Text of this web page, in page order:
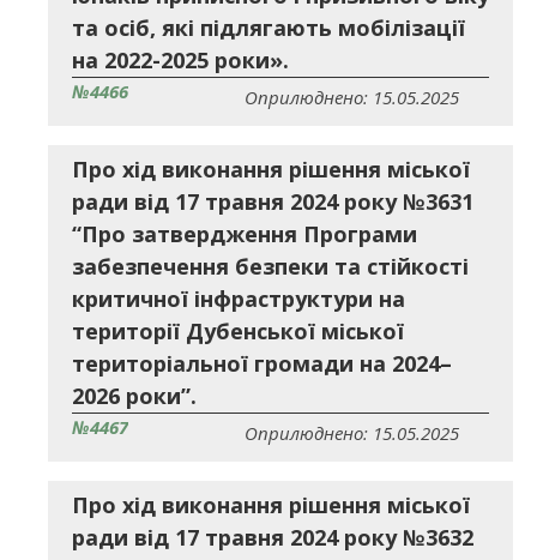
та осіб, які підлягають мобілізації
на 2022-2025 роки».
№4466 Оприлюднено: 15.05.2025
Про хід виконання рішення міської
ради від 17 травня 2024 року №3631
“Про затвердження Програми
забезпечення безпеки та стійкості
критичної інфраструктури на
території Дубенської міської
територіальної громади на 2024–
2026 роки”.
№4467 Оприлюднено: 15.05.2025
Про хід виконання рішення міської
ради від 17 травня 2024 року №3632